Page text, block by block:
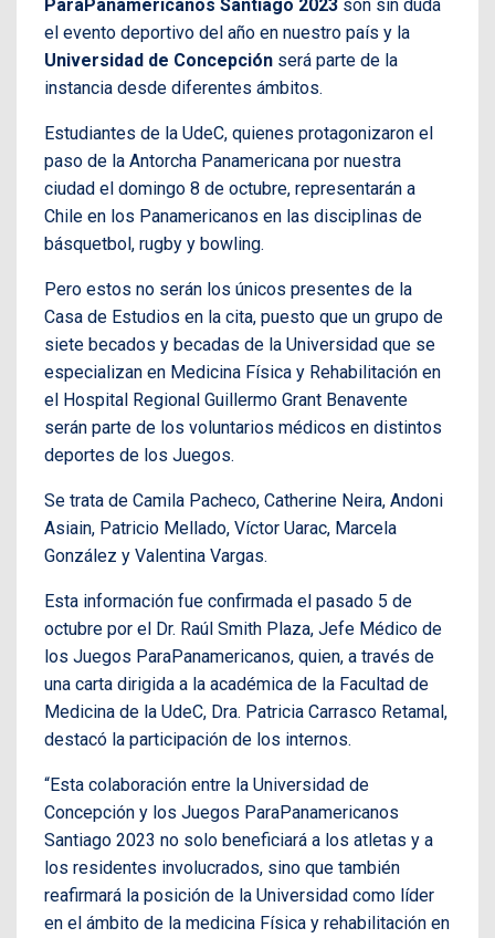
ParaPanamericanos Santiago 2023 son sin duda
el evento deportivo del año en nuestro país y la
Universidad de Concepción será parte de la
instancia desde diferentes ámbitos.
Estudiantes de la UdeC, quienes protagonizaron el
paso de la Antorcha Panamericana por nuestra
ciudad el domingo 8 de octubre, representarán a
Chile en los Panamericanos en las disciplinas de
básquetbol, rugby y bowling.
Pero estos no serán los únicos presentes de la
Casa de Estudios en la cita, puesto que un grupo de
siete becados y becadas de la Universidad que se
especializan en Medicina Física y Rehabilitación en
el Hospital Regional Guillermo Grant Benavente
serán parte de los voluntarios médicos en distintos
deportes de los Juegos.
Se trata de Camila Pacheco, Catherine Neira, Andoni
Asiain, Patricio Mellado, Víctor Uarac, Marcela
González y Valentina Vargas.
Esta información fue confirmada el pasado 5 de
octubre por el Dr. Raúl Smith Plaza, Jefe Médico de
los Juegos ParaPanamericanos, quien, a través de
una carta dirigida a la académica de la Facultad de
Medicina de la UdeC, Dra. Patricia Carrasco Retamal,
destacó la participación de los internos.
“Esta colaboración entre la Universidad de
Concepción y los Juegos ParaPanamericanos
Santiago 2023 no solo beneficiará a los atletas y a
los residentes involucrados, sino que también
reafirmará la posición de la Universidad como líder
en el ámbito de la medicina Física y rehabilitación en